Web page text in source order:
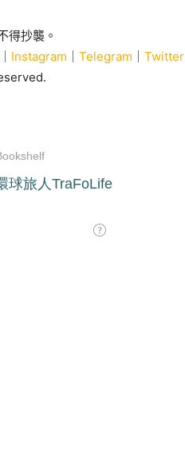
得抄襲。
Instagram Telegram Twitter